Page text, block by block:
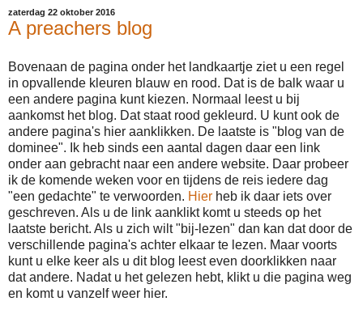
zaterdag 22 oktober 2016
A preachers blog
Bovenaan de pagina onder het landkaartje ziet u een regel
in opvallende kleuren blauw en rood. Dat is de balk waar u
een andere pagina kunt kiezen. Normaal leest u bij
aankomst het blog. Dat staat rood gekleurd. U kunt ook de
andere pagina's hier aanklikken. De laatste is "blog van de
dominee". Ik heb sinds een aantal dagen daar een link
onder aan gebracht naar een andere website. Daar probeer
ik de komende weken voor en tijdens de reis iedere dag
"een gedachte" te verwoorden. Hier heb ik daar iets over
geschreven. Als u de link aanklikt komt u steeds op het
laatste bericht. Als u zich wilt "bij-lezen" dan kan dat door de
verschillende pagina's achter elkaar te lezen. Maar voorts
kunt u elke keer als u dit blog leest even doorklikken naar
dat andere. Nadat u het gelezen hebt, klikt u die pagina weg
en komt u vanzelf weer hier.